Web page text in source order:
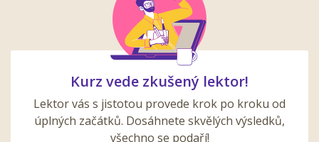
Kurz vede zkušený lektor!
Lektor vás s jistotou provede krok po kroku od
úplných začátků. Dosáhnete skvělých výsledků,
všechno se podaří!